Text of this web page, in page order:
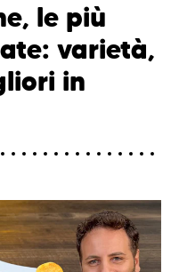
le più
varietà,
in